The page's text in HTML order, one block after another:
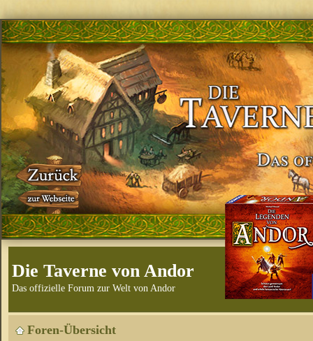
Die Taverne von Andor
Das offizielle Forum zur Welt von Andor
Foren-Übersicht